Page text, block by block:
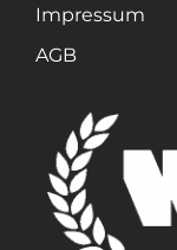
Impressum
AGB